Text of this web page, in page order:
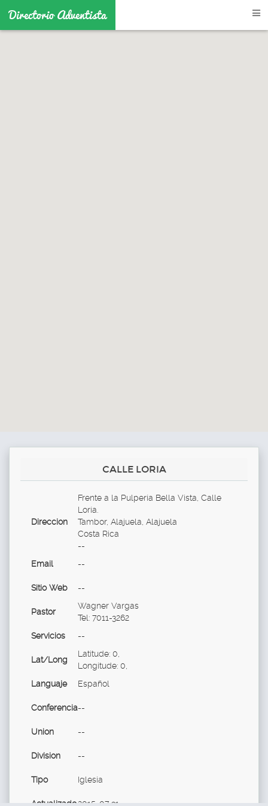
Directorio Adventista
CALLE LORIA
Direccion
Frente a la Pulpería Bella Vista, Calle
Loría.
Tambor, Alajuela, Alajuela
Costa Rica
--
Email
--
Sitio Web --
Pastor
Wagner Vargas
Tel: 7011-3262
Servicios
--
Lat/Long
Latitude: 0,
Longitude: 0,
Languaje
Español
Conferencia--
Union --
Division --
Tipo Iglesia
Actualizado2015-07-31